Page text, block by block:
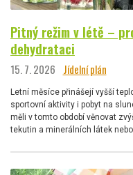
Pitný režim v létě –
dehydrataci
15. 7. 2026 Jídelní plán
Letní měsíce přinášejí vyšší
sportovní aktivity i pobyt na
měli v tomto období věnovat
tekutin a minerálních látek